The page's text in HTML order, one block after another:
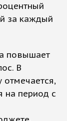
за каждый
повышает
В
отмечается,
на период с